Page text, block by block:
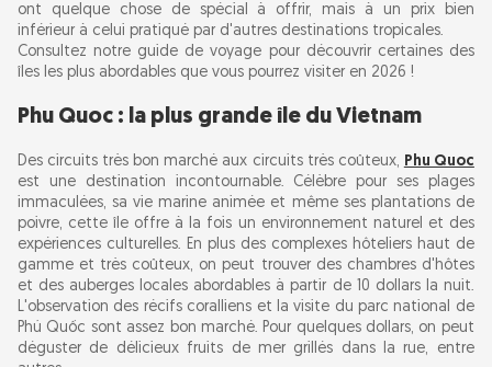
Ly Son : l'île volcanique
Con Dao : un voyage pour se détendre
Îles Cham : réserve de biosphère de l'UNESCO
Binh Ba : « l'île du homard »
Co To : l'île aux plages de sable blanc
ont quelque chose de spécial à offrir, mais à un prix bien
inférieur à celui pratiqué par d'autres destinations tropicales.
Consultez notre guide de voyage pour découvrir certaines des
îles les plus abordables que vous pourrez visiter en 2026 !
Phu Quoc : la plus grande île du Vietnam
Des circuits très bon marché aux circuits très coûteux, Phu Quoc
est une destination incontournable. Célèbre pour ses plages
immaculées, sa vie marine animée et même ses plantations de
poivre, cette île offre à la fois un environnement naturel et des
expériences culturelles. En plus des complexes hôteliers haut de
gamme et très coûteux, on peut trouver des chambres d'hôtes
et des auberges locales abordables à partir de 10 dollars la nuit.
L'observation des récifs coralliens et la visite du parc national de
Phú Quốc sont assez bon marché. Pour quelques dollars, on peut
déguster de délicieux fruits de mer grillés dans la rue, entre